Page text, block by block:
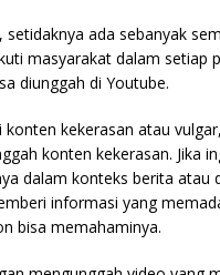
setidaknya ada sebanyak
masyarakat dalam setiap
diunggah di Youtube.
konten kekerasan atau
konten kekerasan. Jika
dalam konteks berita atau
informasi yang
bisa memahaminya.